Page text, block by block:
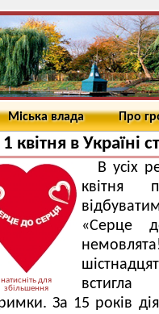
Міська влада Про
1 квітня в Україні
натисніть для
збільшення
В усіх
квітня
«Серце
встигла
За 15 років